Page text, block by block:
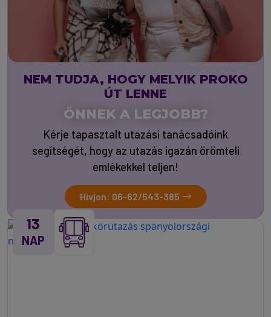
NEM TUDJA, HOGY MELYIK PROKO
ÚT LENNE
ÖNNEK A LEGJOBB?
Kérje tapasztalt utazási tanácsadóink
segítségét, hogy az utazás igazán örömteli
emlékekkel teljen!
Hívjon: 06-62/543-385
13
NAP